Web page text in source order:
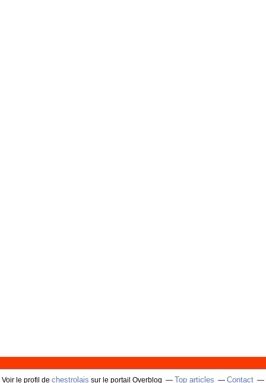
Voir le profil de chestrolais sur le portail Overblog Top articles Contact